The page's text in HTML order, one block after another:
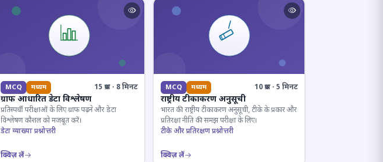
MCQ मध्यम 15 प्रश्न · 8 मिनट
ग्राफ आधारित डेटा विश्लेषण
प्रतिस्पर्धी परीक्षाओं के लिए ग्राफ पढ़ने और डेटा
विश्लेषण कौशल को मजबूत करें।
डेटा व्याख्या प्रश्नोत्तरी
क्विज़ लें
MCQ मध्यम 10 प्रश्न · 5 मिनट
राष्ट्रीय टीकाकरण अनुसूची
भारत की राष्ट्रीय टीकाकरण अनुसूची, टीके के प्रकार और
प्रतिरक्षा नीति की समझ परीक्षा के लिए।
टीके और प्रतिरक्षण प्रश्नोत्तरी
क्विज़ लें